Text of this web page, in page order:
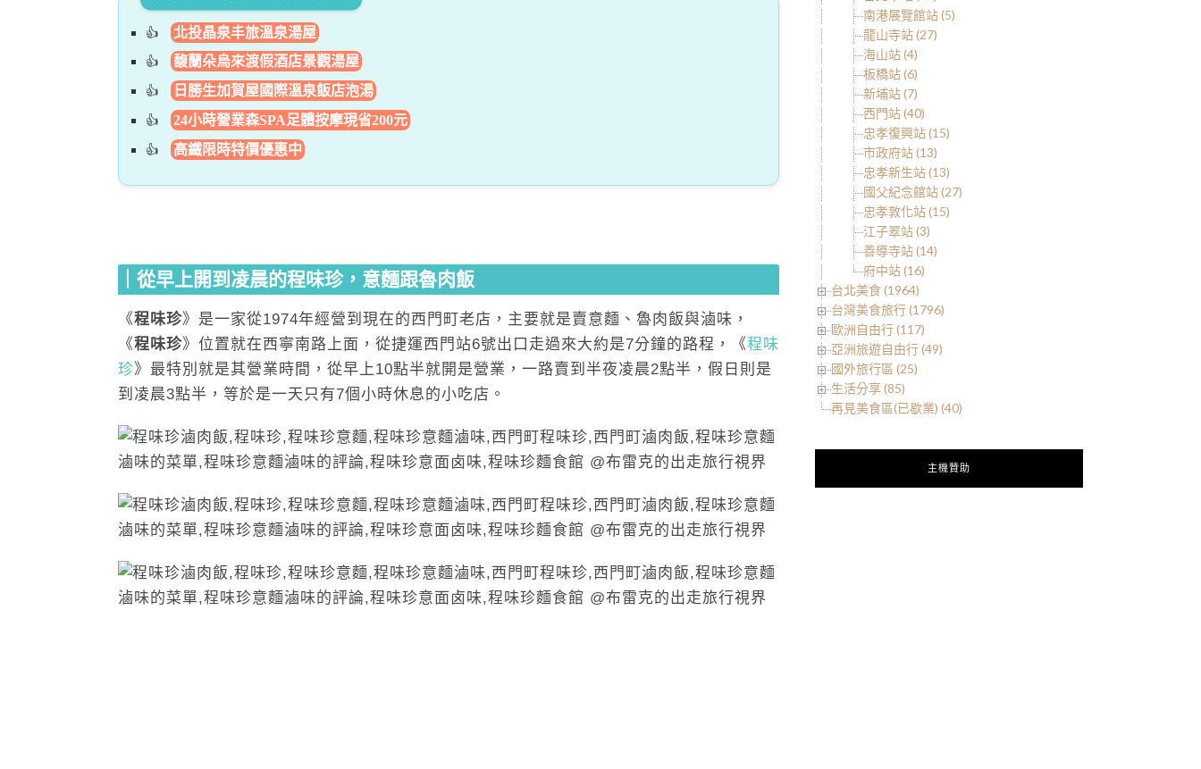
北投晶泉丰旅溫泉湯屋
馥蘭朵烏來渡假酒店景觀湯屋
日勝生加賀屋國際溫泉飯店泡湯
24小時營業森SPA足體按摩現省200元
高鐵限時特價優惠中
｜從早上開到凌晨的程味珍，意麵跟魯肉飯
《程味珍》是一家從1974年經營到現在的西門町老店，主要就是賣意麵、魯肉飯與滷味，
《程味珍》位置就在西寧南路上面，從捷運西門站6號出口走過來大約是7分鐘的路程，《程味
珍》最特別就是其營業時間，從早上10點半就開是營業，一路賣到半夜凌晨2點半，假日則是
到凌晨3點半，等於是一天只有7個小時休息的小吃店。
南港展覽館站 (5)
龍山寺站 (27)
海山站 (4)
板橋站 (6)
新埔站 (7)
西門站 (40)
忠孝復興站 (15)
市政府站 (13)
忠孝新生站 (13)
國父紀念館站 (27)
忠孝敦化站 (15)
江子翠站 (3)
善導寺站 (14)
府中站 (16)
台北美食 (1964)
台灣美食旅行 (1796)
歐洲自由行 (117)
亞洲旅遊自由行 (49)
國外旅行區 (25)
生活分享 (85)
再見美食區(已歇業) (40)
主機贊助